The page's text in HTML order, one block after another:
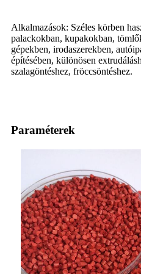
Alkalmazások: Széles körben
palackokban, kupakokban,
gépekben, irodaszerekben,
építésében, különösen
szalagöntéshez, fröccsöntéshez.
Paraméterek